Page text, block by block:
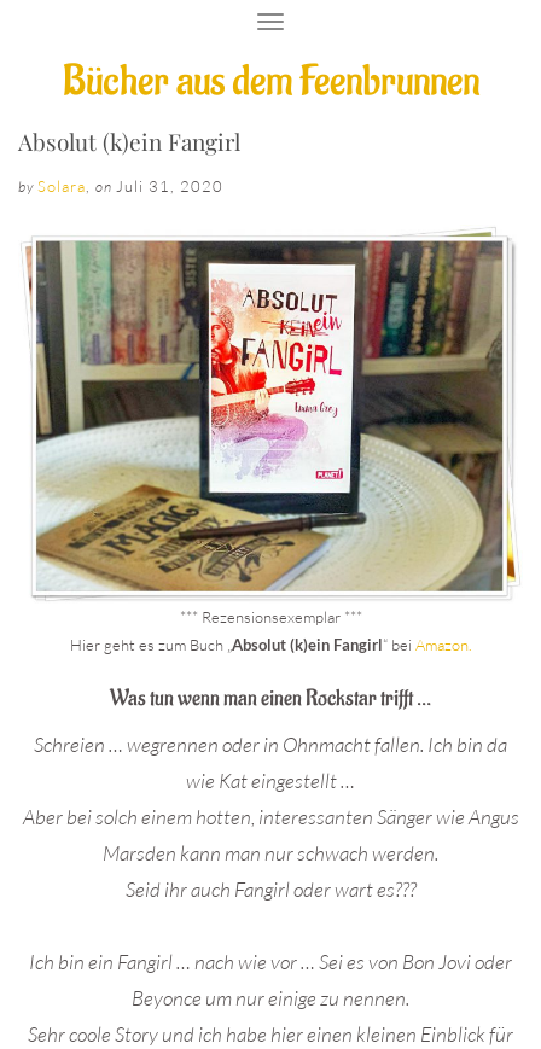
Bücher aus dem Feenbrunnen
T
G
G
A
I
O
N
Absolut (k)ein Fangirl
by Solara on Juli 31, 2020
*** Rezensionsexemplar ***
Hier geht es zum Buch „ Absolut (k)ein Fangirl“ bei Amazon.
Was tun wenn man einen Rockstar trifft …
Schreien … wegrennen oder in Ohnmacht fallen. Ich bin da
wie Kat eingestellt …
Aber bei solch einem hotten, interessanten Sänger wie Angus
Marsden kann man nur schwach werden.
Seid ihr auch Fangirl oder wart es???
Ich bin ein Fangirl … nach wie vor … Sei es von Bon Jovi oder
Beyonce um nur einige zu nennen.
Sehr coole Story und ich habe hier einen kleinen Einblick für